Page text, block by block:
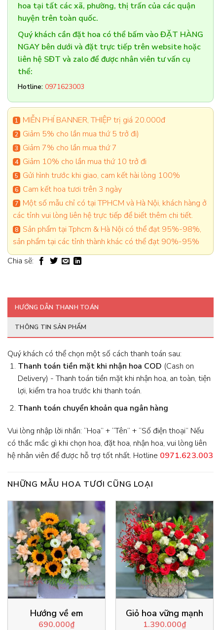
hoa tại tất các xã, phường, thị trấn của các quận
huyện trên toàn quốc.
Quý khách cần đặt hoa có thể bấm vào ĐẶT HÀNG
NGAY bên dưới và đặt trực tiếp trên website hoặc
liên hệ SĐT và zalo để được nhân viên tư vấn cụ
thể:
Hotline: 0971623003
MIỄN PHÍ BANNER, THIỆP trị giá 20.000đ
Giảm 5% cho lần mua thứ 5 trở đi)
Giảm 7% cho lần mua thứ 7
Giảm 10% cho lần mua thứ 10 trở đi
Gửi hình trước khi giao, cam kết hài lòng 100%
Cam kết hoa tươi trên 3 ngày
Một số mẫu chỉ có tại TPHCM và Hà Nội, khách hàng ở
các tỉnh vui lòng liên hệ trực tiếp để biết thêm chi tiết.
Sản phẩm tại Tphcm & Hà Nội có thể đạt 95%-98%,
sản phẩm tại các tỉnh thành khác có thể đạt 90%-95%
Chia sẽ:
HƯỚNG DẪN THANH TOÁN
THÔNG TIN SẢN PHẨM
Quý khách có thể chọn một số cách thanh toán sau:
Thanh toán tiền mặt khi nhận hoa COD (Cash on
Delivery) - Thanh toán tiền mặt khi nhận hoa, an toàn, tiện
lợi, kiểm tra hoa trước khi thanh toán.
Thanh toán chuyển khoản qua ngân hàng
Vui lòng nhập lời nhắn: “Hoa” + “Tên” + “Số điện thoại” Nếu
có thắc mắc gì khi chọn hoa, đặt hoa, nhận hoa, vui lòng liên
hệ nhân viên để được hỗ trợ tốt nhất. Hotline 0971.623.003
NHỮNG MẪU HOA TƯƠI CŨNG LOẠI
Hướng về em
690.000₫
Giỏ hoa vững mạnh
1.390.000₫